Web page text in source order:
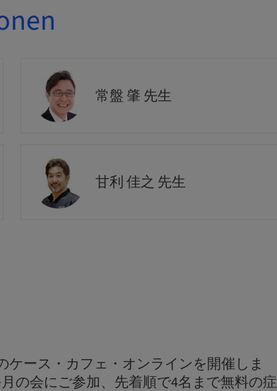
常盤 肇 先生
甘利 佳之 先生
ケース・カフェ・オンラインを開催しま
の会にご参加、先着順で4名まで無料の症